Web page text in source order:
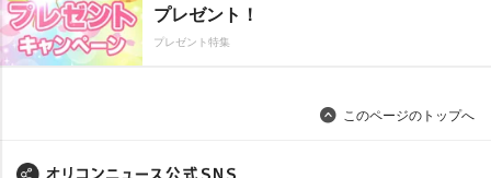
プレゼント！
プレゼント特集
このページのトップへ